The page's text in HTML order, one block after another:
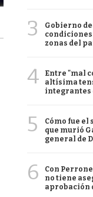
3
Gobierno
zonas del
4
Entre "mal
altísima
integrantes
5
Cómo fue
que murió
general de
6
Con
no tiene
aprobación